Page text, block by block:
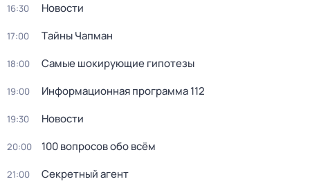
16:30 Новости
17:00 Тaйны Чапман
18:00 Самые шoкиpующие гипотезы
19:00 Информационная программа 112
19:30 Новости
20:00 100 вопросов обо всём
21:00 Секретный агент